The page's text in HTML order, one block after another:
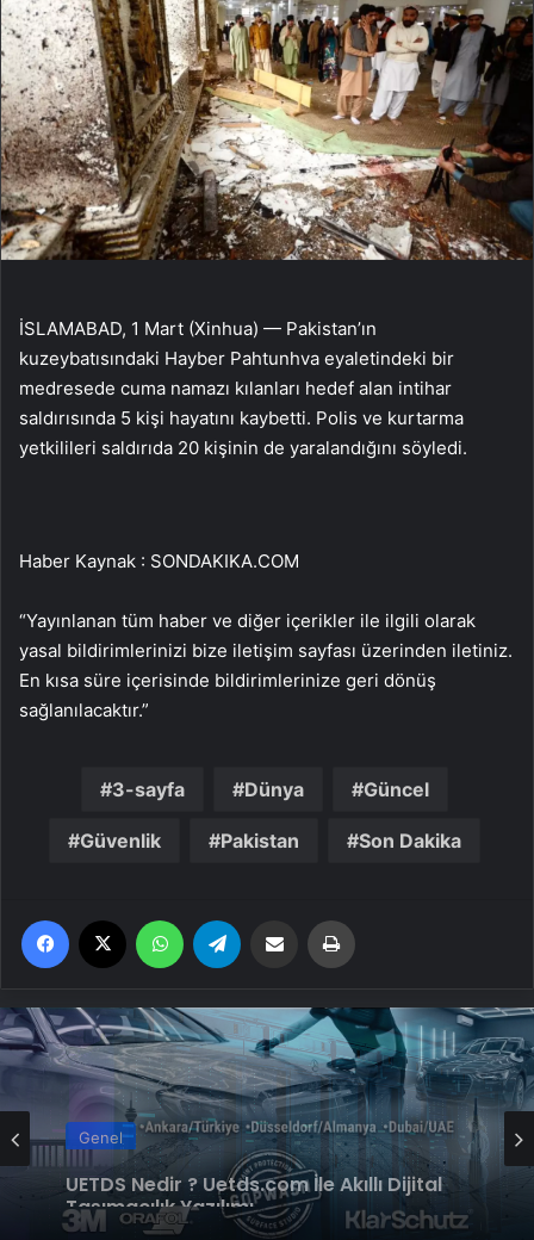
İSLAMABAD, 1 Mart (Xinhua) — Pakistan’ın
kuzeybatısındaki Hayber Pahtunhva eyaletindeki bir
medresede cuma namazı kılanları hedef alan intihar
saldırısında 5 kişi hayatını kaybetti. Polis ve kurtarma
yetkilileri saldırıda 20 kişinin de yaralandığını söyledi.
Haber Kaynak : SONDAKIKA.COM
“Yayınlanan tüm haber ve diğer içerikler ile ilgili olarak
yasal bildirimlerinizi bize iletişim sayfası üzerinden iletiniz.
En kısa süre içerisinde bildirimlerinize geri dönüş
sağlanılacaktır.”
3-sayfa Dünya Güncel
Güvenlik Pakistan Son Dakika
Facebook WhatsApp Email'den paylaş
Genel
Genel
Datahost İle Güvenilir Sunucu Hizmetleri